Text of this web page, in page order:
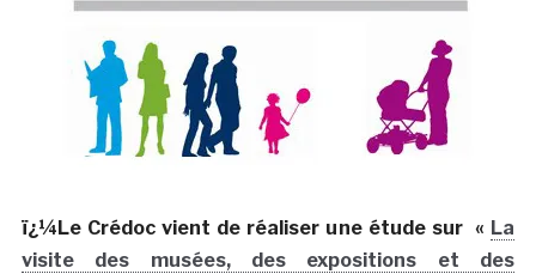
ï¿¼Le Crédoc vient de réaliser une étude sur « La
visite des musées, des expositions et des